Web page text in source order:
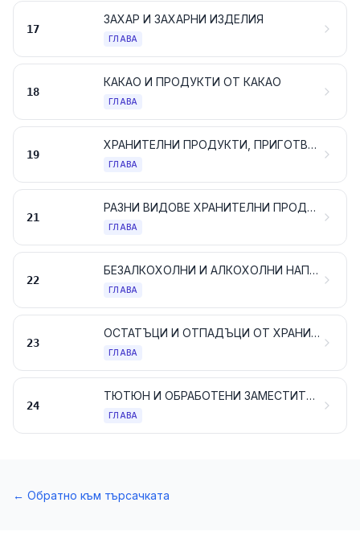
17
ЗАХАР И ЗАХАРНИ ИЗДЕЛИЯ
ГЛАВА
18
КАКАО И ПРОДУКТИ ОТ КАКАО
ГЛАВА
19
ХРАНИТЕЛНИ ПРОДУКТИ, ПРИГОТВЕНИ НА БАЗАТА НА ЖИТНИ РАСТЕНИЯ, БРАШНА, СКОРБЯЛА, НИШЕСТЕ ИЛИ МЛЯКО; ТЕСТЕНИ СЛАДКАРСКИ ИЗДЕЛИЯ
ГЛАВА
21
РАЗНИ ВИДОВЕ ХРАНИТЕЛНИ ПРОДУКТИ
ГЛАВА
22
БЕЗАЛКОХОЛНИ И АЛКОХОЛНИ НАПИТКИ, ДРУГИ АЛКОХОЛСЪДЪРЖАЩИ ТЕЧНОСТИ И ВИДОВЕ ОЦЕТ
ГЛАВА
23
ОСТАТЪЦИ И ОТПАДЪЦИ ОТ ХРАНИТЕЛНАТА ПРОМИШЛЕНОСТ; ПРИГОТВЕНИ ХРАНИ ЗА ЖИВОТНИ
ГЛАВА
24
ТЮТЮН И ОБРАБОТЕНИ ЗАМЕСТИТЕЛИ НА ТЮТЮНА; ПРОДУКТИ, ДОРИ СЪДЪРЖАЩИ НИКОТИН, ПРЕДНАЗНАЧЕНИ ЗА ВДИШВАНЕ БЕЗ ГОРЕНЕ НА ПРОДУКТИТЕ; ДРУГИ ПРОДУКТИ, СЪДЪРЖАЩИ НИКОТИН, ПРЕДНАЗНАЧЕНИ ЗА ВЪВЕЖДАНЕ НА НИКОТИН В ЧОВЕШКОТО ТЯЛО
ГЛАВА
← Обратно към търсачката